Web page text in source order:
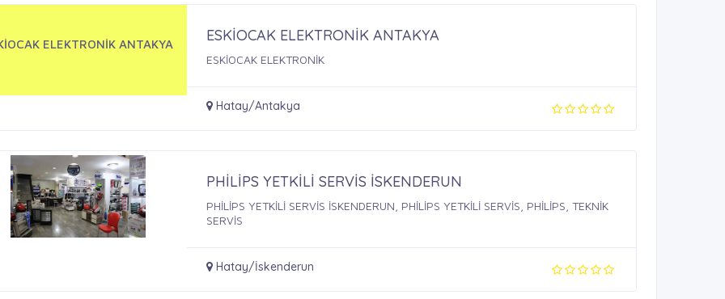
ELEKTRONİK ANTAKYA ESKİOCAK ELEKTRONİK ANTAKYA
ESKİOCAK ELEKTRONİK
Hatay/Antakya
PHİLİPS YETKİLİ SERVİS İSKENDERUN
PHİLİPS YETKİLİ SERVİS İSKENDERUN, PHİLİPS YETKİLİ SERVİS, PHİLİPS, TEKNİK
SERVİS
Hatay/İskenderun